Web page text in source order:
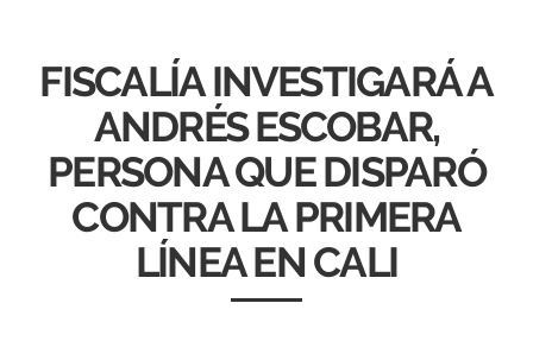
FISCALÍA INVESTIGARÁ A
ANDRÉS ESCOBAR,
PERSONA QUE DISPARÓ
CONTRA LA PRIMERA
LÍNEA EN CALI